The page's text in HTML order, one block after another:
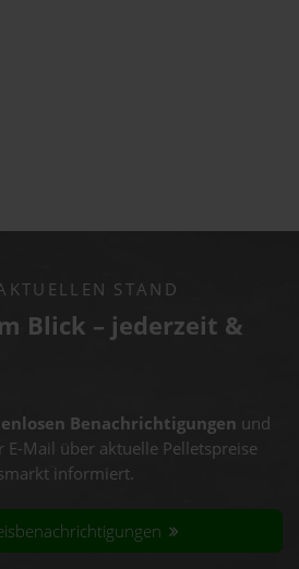
STAND
Blick – jederzeit &
Benachrichtigungen und
E-Mail über aktuelle Pelletspreise
informiert.